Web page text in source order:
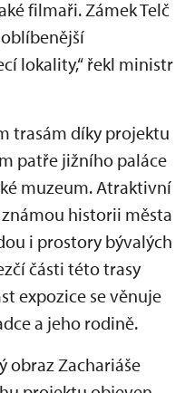
filmaři. Zámek Telč
lokality,“ řekl ministr
trasám díky projektu
patře jižního paláce
muzeum. Atraktivní
historii města
i prostory bývalých
části této trasy
expozice se věnuje
a jeho rodině.
obraz Zachariáše